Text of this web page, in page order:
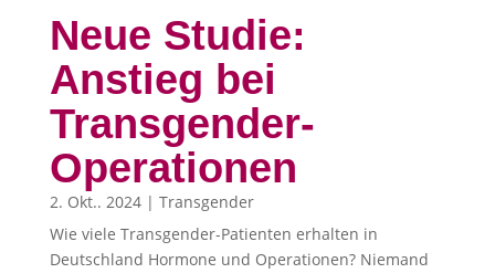
Neue Studie:
Anstieg bei
Transgender-
Operationen
2. Okt.. 2024| Transgender
Wie viele Transgender-Patienten erhalten in
Deutschland Hormone und Operationen? Niemand